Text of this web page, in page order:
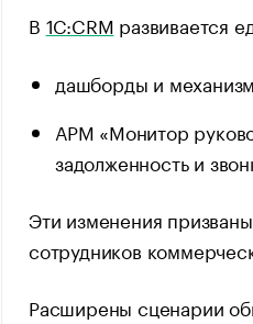
В 1С:CRM развивается
дашборды и механизм
АРМ «Монитор
задолженность и
Эти изменения
сотрудников
Расширены сценарии